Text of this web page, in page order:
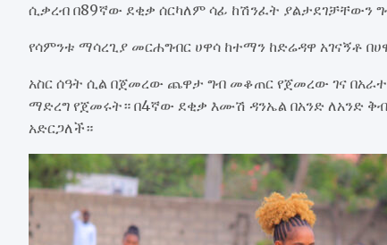
ሲቃረብ በ89ኛው ደቂቃ ሰርካለም ሳፊ ከሽንፈት ያልታደገቻቸውን
የሳምንቱ ማሳረጊያ መርሐግብር ሀዋሳ ከተማን ከድሬዳዋ አገናኝቶ
አስር ሰዓት ሲል በጀመረው ጨዋታ ግብ መቆጠር የጀመረው ገና
ማድረግ የጀመሩት። በ4ኛው ደቂቃ እሙሽ ዳንኤል በአንድ ለአንድ
አድርጋለች።